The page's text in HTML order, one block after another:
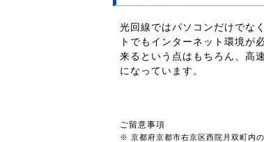
光回線ではパソコンだけでな
トでもインターネット環境が
来るという点はもちろん、高
になっています。
ご留意事項
※ 京都府京都市右京区西院月双町内